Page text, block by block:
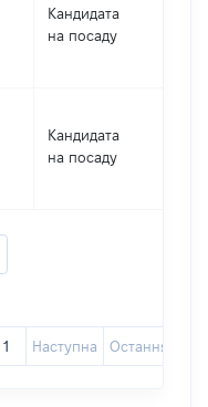
Кандидата
на посаду
Кандидата
на посаду
1 Наступна Остання